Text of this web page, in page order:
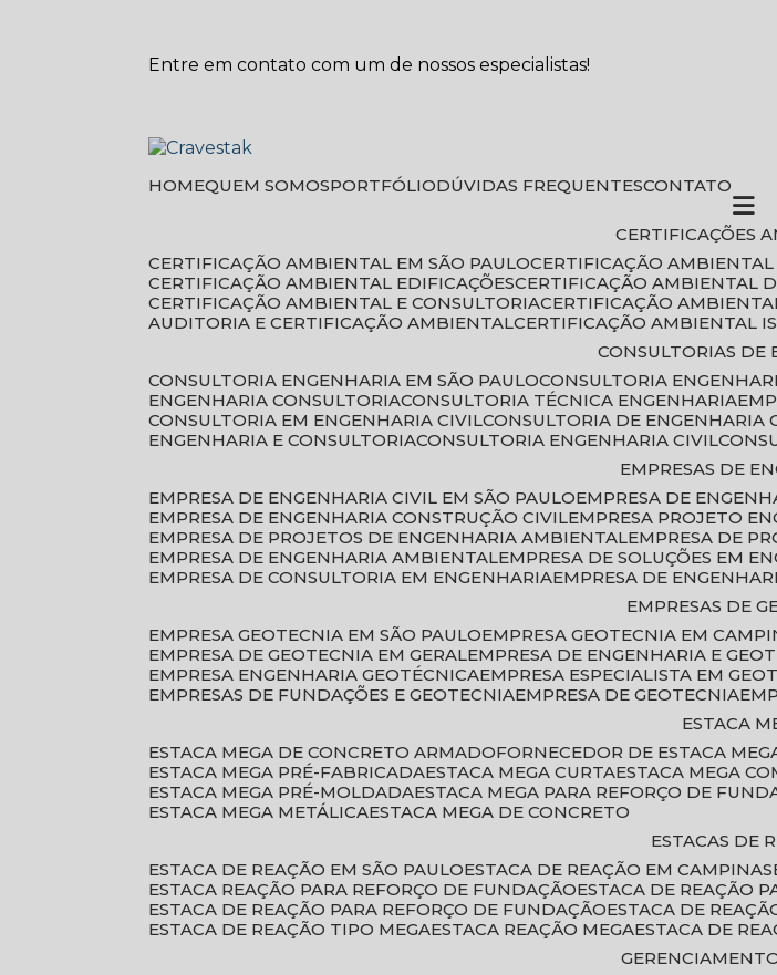
Entre em contato com um de nossos especialistas!
HOME QUEM SOMOS PORTFÓLIO DÚVIDAS FREQUENTES CONTATO
CERTIFICAÇÕES
CERTIFICAÇÃO AMBIENTAL EM SÃO PAULO
CERTIFICAÇÃO
CERTIFICAÇÃO AMBIENTAL EDIFICAÇÕES
CERTIFICAÇÃO AMBIENTAL
CERTIFICAÇÃO AMBIENTAL E CONSULTORIA
CERTIFICAÇÃO
AUDITORIA E CERTIFICAÇÃO AMBIENTAL
CERTIFICAÇÃO AMBIENTAL
CONSULTORIAS
CONSULTORIA ENGENHARIA EM SÃO PAULO CONSULTORIA
ENGENHARIA CONSULTORIA CONSULTORIA TÉCNICA ENGENHARIA
CONSULTORIA EM ENGENHARIA CIVIL CONSULTORIA DE ENGENHARIA
ENGENHARIA E CONSULTORIA CONSULTORIA ENGENHARIA CIVIL
EMPRESAS DE
EMPRESA DE ENGENHARIA CIVIL EM SÃO PAULO
EMPRESA DE
EMPRESA DE ENGENHARIA CONSTRUÇÃO CIVIL EMPRESA PROJETO
EMPRESA DE PROJETOS DE ENGENHARIA AMBIENTAL EMPRESA DE
EMPRESA DE ENGENHARIA AMBIENTAL EMPRESA DE SOLUÇÕES EM
EMPRESA DE CONSULTORIA EM ENGENHARIA EMPRESA DE
EMPRESAS DE
EMPRESA GEOTECNIA EM SÃO PAULO
EMPRESA GEOTECNIA EM
EMPRESA DE GEOTECNIA EM GERAL EMPRESA DE ENGENHARIA E
EMPRESA ENGENHARIA GEOTÉCNICA EMPRESA ESPECIALISTA EM
EMPRESAS DE FUNDAÇÕES E GEOTECNIA EMPRESA DE GEOTECNIA
ESTACA
ESTACA MEGA DE CONCRETO ARMADO
FORNECEDOR DE ESTACA
ESTACA MEGA PRÉ-FABRICADA ESTACA MEGA CURTA ESTACA MEGA
ESTACA MEGA PRÉ-MOLDADA ESTACA MEGA PARA REFORÇO DE
ESTACA MEGA METÁLICA ESTACA MEGA DE CONCRETO
ESTACAS DE
ESTACA DE REAÇÃO EM SÃO PAULO
ESTACA DE REAÇÃO EM CAMPINAS
ESTACA REAÇÃO PARA REFORÇO DE FUNDAÇÃO
ESTACA DE REAÇÃO
ESTACA DE REAÇÃO PARA REFORÇO DE FUNDAÇÃO
ESTACA DE
ESTACA DE REAÇÃO TIPO MEGA ESTACA REAÇÃO MEGA ESTACA DE